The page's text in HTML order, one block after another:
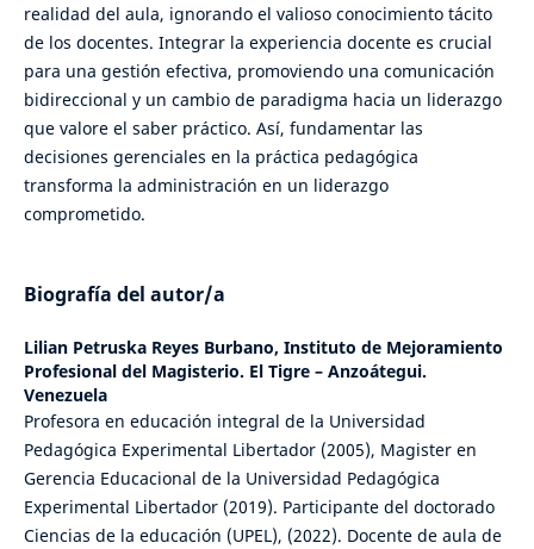
realidad del aula, ignorando el valioso conocimiento tácito
de los docentes. Integrar la experiencia docente es crucial
para una gestión efectiva, promoviendo una comunicación
bidireccional y un cambio de paradigma hacia un liderazgo
que valore el saber práctico. Así, fundamentar las
decisiones gerenciales en la práctica pedagógica
transforma la administración en un liderazgo
comprometido.
Biografía del autor/a
Lilian Petruska Reyes Burbano, Instituto de Mejoramiento
Profesional del Magisterio. El Tigre – Anzoátegui.
Venezuela
Profesora en educación integral de la Universidad
Pedagógica Experimental Libertador (2005), Magister en
Gerencia Educacional de la Universidad Pedagógica
Experimental Libertador (2019). Participante del doctorado
Ciencias de la educación (UPEL), (2022). Docente de aula de